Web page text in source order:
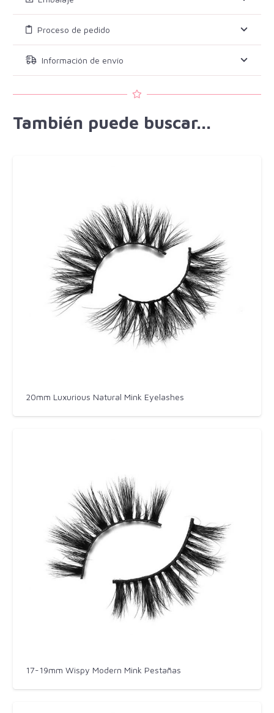
Proceso de pedido
Información de envío
También puede buscar...
20mm Luxurious Natural Mink Eyelashes
17-19mm Wispy Modern Mink Pestañas